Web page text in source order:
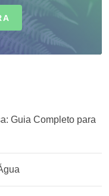
Guia Completo para